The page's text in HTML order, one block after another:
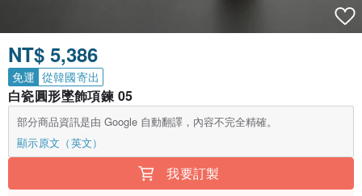
NT$ 5,386
免運 從韓國寄出
白瓷圓形墜飾項鍊 05
部分商品資訊是由 Google 自動翻譯，內容不完全精確。
顯示原文（英文）
我要訂製